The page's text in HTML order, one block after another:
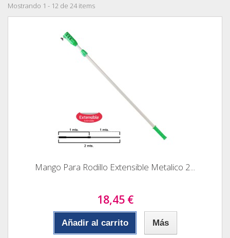
Mostrando 1 - 12 de 24 items
Mango Para Rodillo Extensible Metalico 2...
18,45 €
Añadir al carrito Más